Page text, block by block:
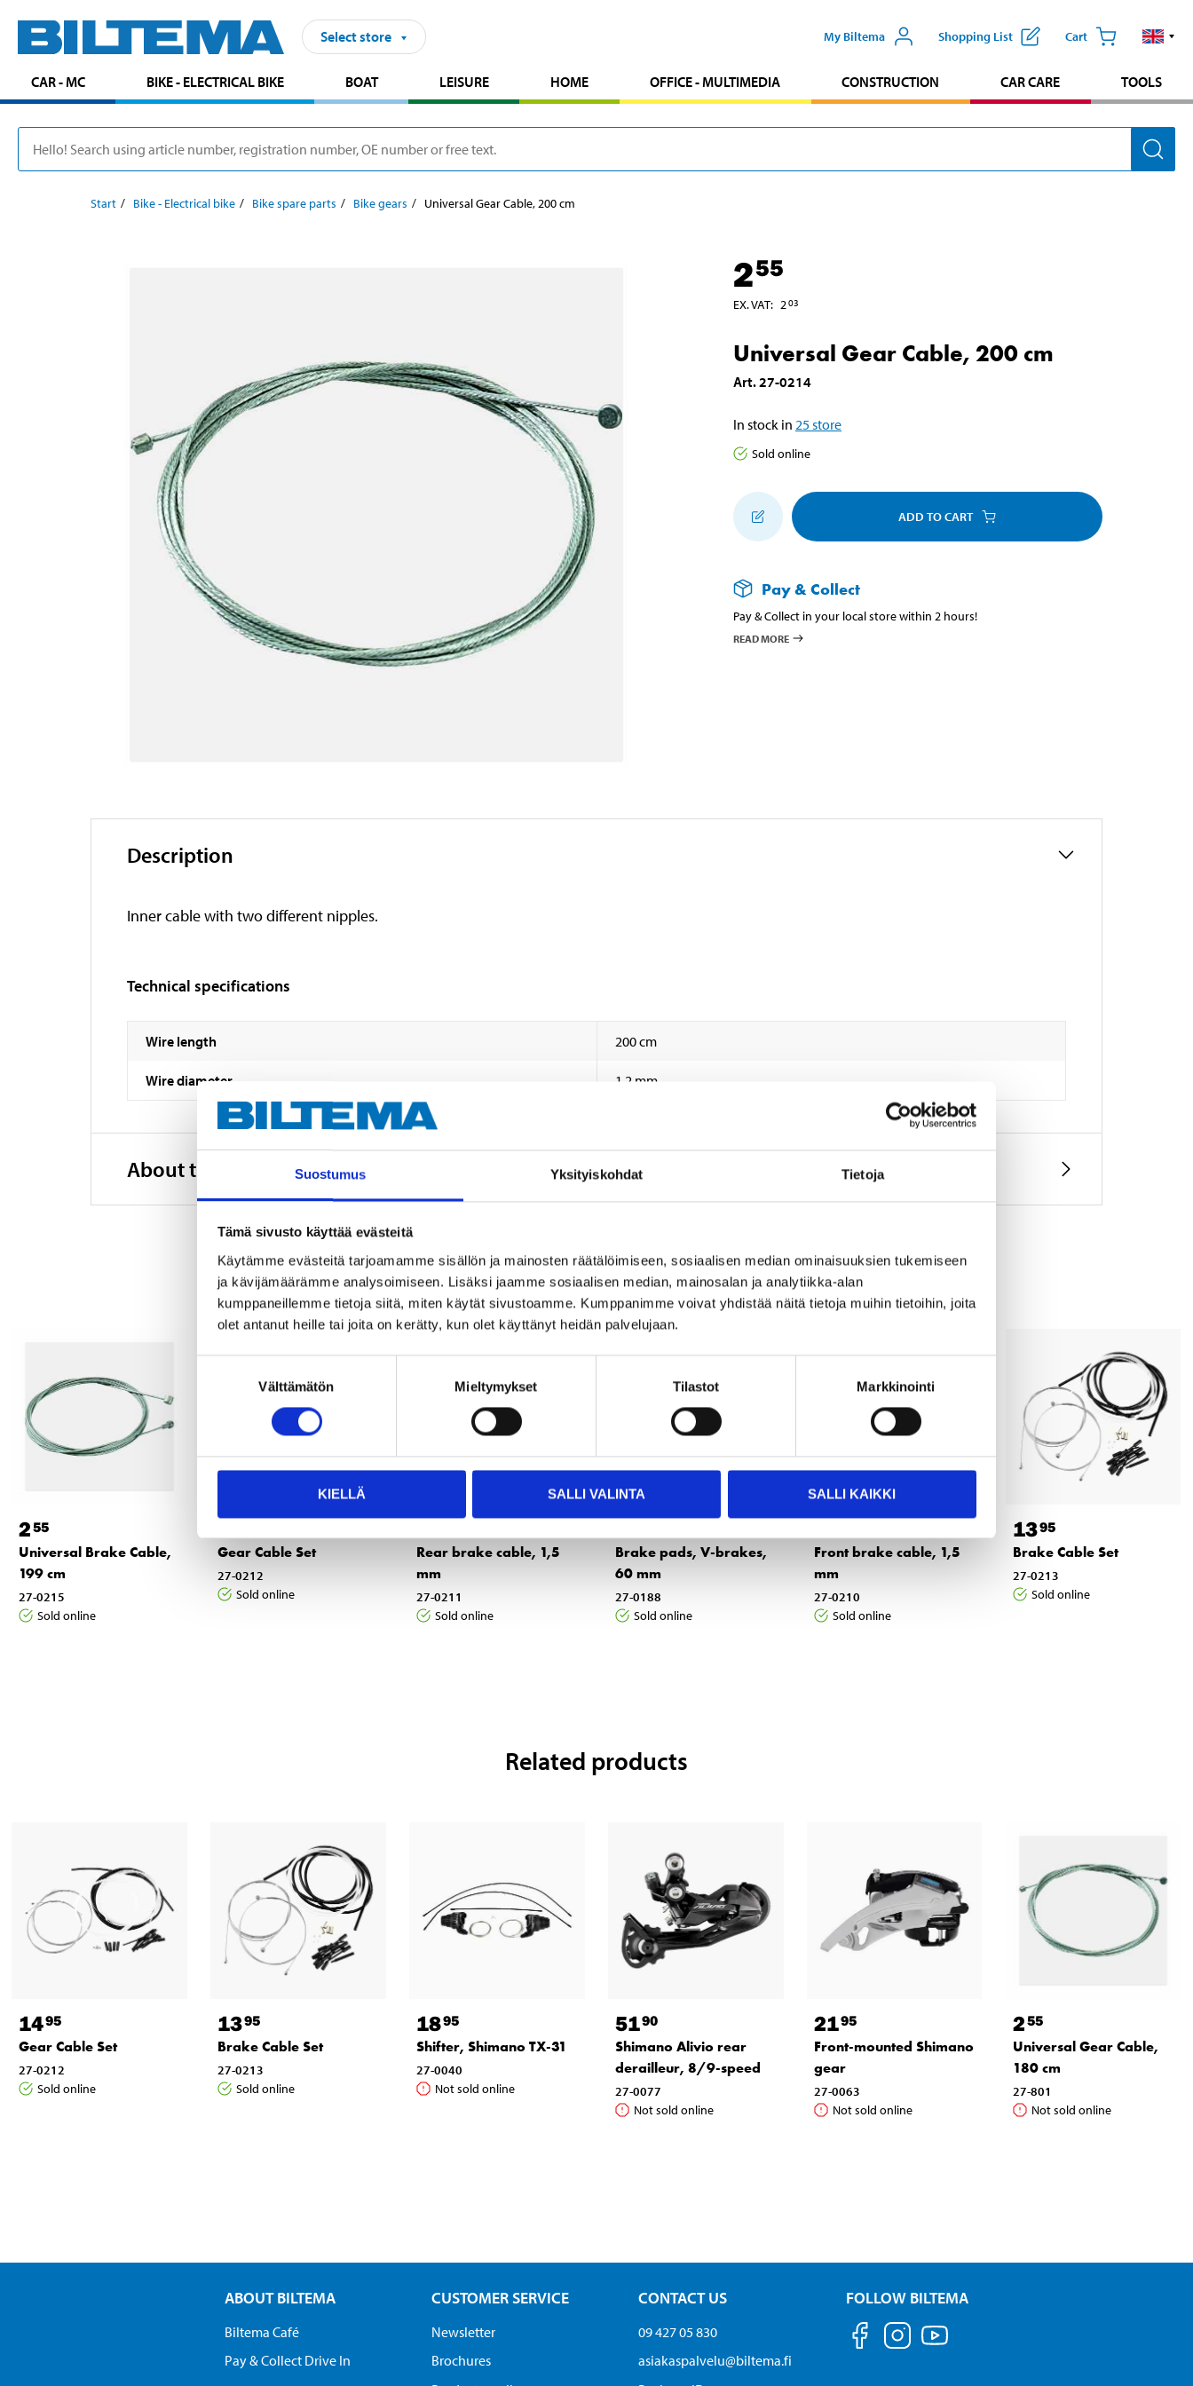
Suostumus Yksityiskohdat Tietoja
Tämä sivusto käyttää evästeitä
Käytämme evästeitä tarjoamamme sisällön ja mainosten räätälöimiseen, sosiaalisen median ominaisuuksien tukemiseen
ja kävijämäärämme analysoimiseen. Lisäksi jaamme sosiaalisen median, mainosalan ja analytiikka-alan
kumppaneillemme tietoja siitä, miten käytät sivustoamme. Kumppanimme voivat yhdistää näitä tietoja muihin tietoihin, joita
olet antanut heille tai joita on kerätty, kun olet käyttänyt heidän palvelujaan.
Välttämätön Mieltymykset Tilastot Markkinointi
KIELLÄ SALLI VALINTA SALLI KAIKKI
Select store My Biltema Shopping List Cart
CAR - MC BIKE - ELECTRICAL BIKE BOAT LEISURE HOME OFFICE - MULTIMEDIA CONSTRUCTION CAR CARE TOOLS
Start Bike - Electrical bike Bike spare parts Bike gears Universal Gear Cable, 200 cm
255
EX. VAT: 203
Universal Gear Cable, 200 cm
Art.27-0214
In stock in 25store
Sold online
ADD TO CART
Pay & Collect
Pay & Collect in your local store within 2 hours!
READ MORE
Description
Inner cable with two different nipples.
Technical specifications
Wire length 200 cm
Wire diameter 1,2 mm
About the manufacturer
Other customers also bought
255
Universal Brake Cable,
199 cm
27-0215
Sold online
Gear Cable Set
27-0212
Sold online
Rear brake cable, 1,5
mm
27-0211
Sold online
Brake pads, V-brakes,
60 mm
27-0188
Sold online
Front brake cable, 1,5
mm
27-0210
Sold online
1395
Brake Cable Set
27-0213
Sold online
Related products
1495
Gear Cable Set
27-0212
Sold online
1395
Brake Cable Set
27-0213
Sold online
1895
Shifter, Shimano TX-31
27-0040
Not sold online
5190
Shimano Alivio rear
derailleur, 8/9-speed
27-0077
Not sold online
2195
Front-mounted Shimano
gear
27-0063
Not sold online
255
Universal Gear Cable,
180 cm
27-801
Not sold online
ABOUT BILTEMA
Biltema Café
Pay & Collect Drive In
CUSTOMER SERVICE
Newsletter
Brochures
CONTACT US
09 427 05 830
asiakaspalvelu@biltema.fi
FOLLOW BILTEMA